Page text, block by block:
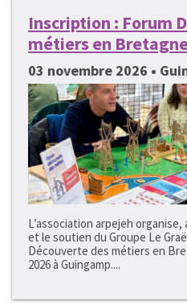
Inscription : Forum
métiers en
03 novembre 2026 •
L’association arpejeh organise,
et le soutien du Groupe Le
Découverte des métiers en
2026 à Guingamp....